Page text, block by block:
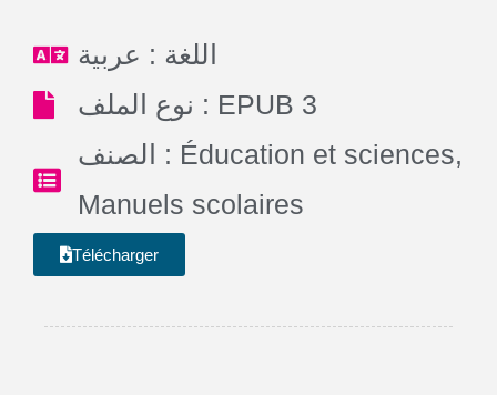
اللغة : عربية
نوع الملف : EPUB 3
الصنف : Éducation et sciences,
Manuels scolaires
Télécharger